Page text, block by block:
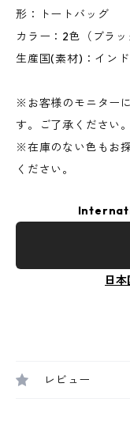
形：トートバッグ
カラー：2色（ブラッ
生産国(素材)：インド
※お客様のモニター
す。ご了承ください。
※在庫のない色もお
ください。
日
レビュー